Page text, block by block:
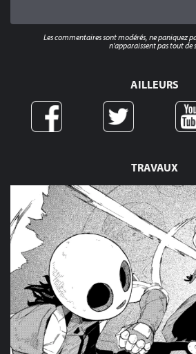
TRAVAUX
Les commentaires sont modérés, ne paniquez
n'apparaissent pas tout de
AILLEURS